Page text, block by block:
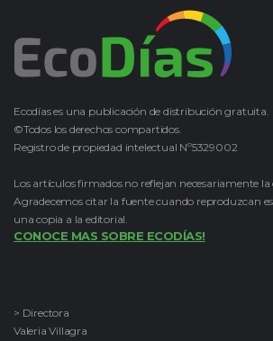
Ecodías es una publicación de distribución gratuita.
©Todos los derechos compartidos.
Registro de propiedad intelectual Nº5329002
Los artículos firmados no reflejan necesariamente
Agradecemos citar la fuente cuando reproduzcan
una copia a la editorial.
CONOCE MAS SOBRE ECODÍAS!
> Directora
Valeria Villagra